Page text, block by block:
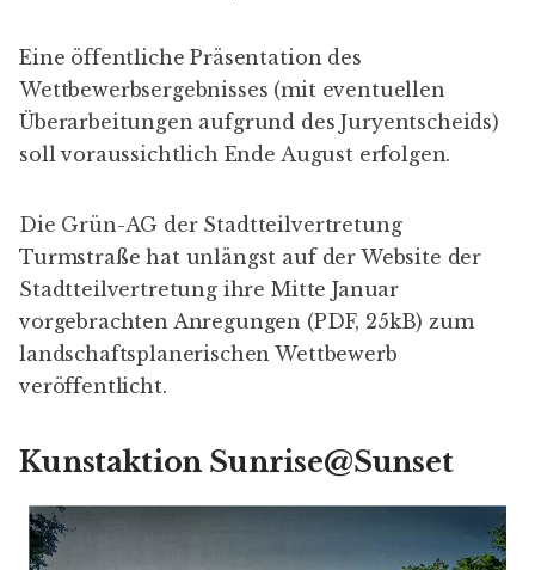
Eine öffentliche Präsentation des
Wettbewerbsergebnisses (mit eventuellen
Überarbeitungen aufgrund des Juryentscheids)
soll voraussichtlich Ende August erfolgen.
Die Grün-AG der Stadtteilvertretung
Turmstraße hat unlängst auf der Website der
Stadtteilvertretung ihre Mitte Januar
vorgebrachten Anregungen (PDF, 25kB) zum
landschaftsplanerischen Wettbewerb
veröffentlicht.
Kunstaktion Sunrise@Sunset